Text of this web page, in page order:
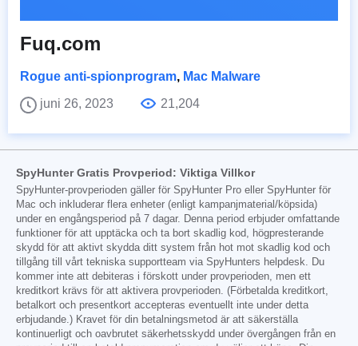
Fuq.com
Rogue anti-spionprogram, Mac Malware
juni 26, 2023
21,204
SpyHunter Gratis Provperiod: Viktiga Villkor
SpyHunter-provperioden gäller för SpyHunter Pro eller SpyHunter för
Mac och inkluderar flera enheter (enligt kampanjmaterial/köpsida)
under en engångsperiod på 7 dagar. Denna period erbjuder omfattande
funktioner för att upptäcka och ta bort skadlig kod, högpresterande
skydd för att aktivt skydda ditt system från hot mot skadlig kod och
tillgång till vårt tekniska supportteam via SpyHunters helpdesk. Du
kommer inte att debiteras i förskott under provperioden, men ett
kreditkort krävs för att aktivera provperioden. (Förbetalda kreditkort,
betalkort och presentkort accepteras eventuellt inte under detta
erbjudande.) Kravet för din betalningsmetod är att säkerställa
kontinuerligt och oavbrutet säkerhetsskydd under övergången från en